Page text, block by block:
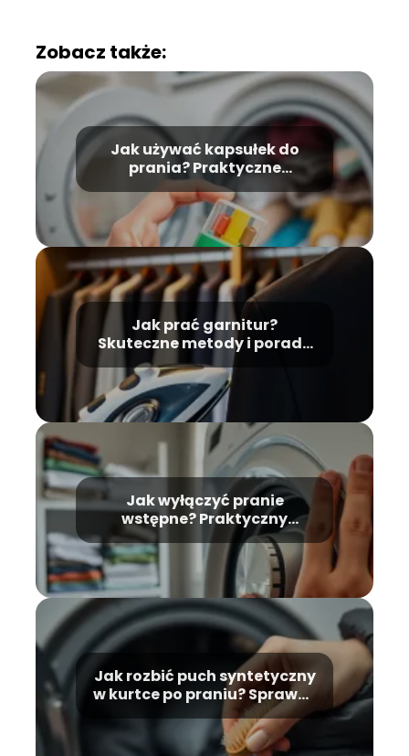
Zobacz także:
Jak używać kapsułek do
prania? Praktyczne
wskazówki i porady
Jak prać garnitur?
Skuteczne metody i porady
krok po kroku
Jak wyłączyć pranie
wstępne? Praktyczny
przewodnik krok po kroku
Jak rozbić puch syntetyczny
w kurtce po praniu? Sprawdź
skuteczne metody!